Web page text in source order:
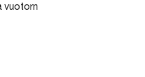
vuotorn